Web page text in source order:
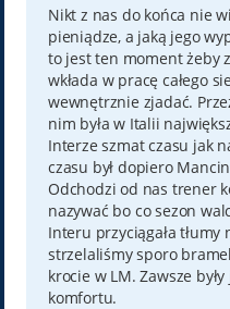
t
Nikt z nas do końca nie
pieniądze, a jaką jego
to jest ten moment żeby
wkłada w pracę całego
wewnętrznie zjadać.
nim była w Italii
Interze szmat czasu jak
czasu był dopiero
Odchodzi od nas trener
nazywać bo co sezon
Interu przyciągała tłumy
strzelaliśmy sporo
krocie w LM. Zawsze
komfortu.